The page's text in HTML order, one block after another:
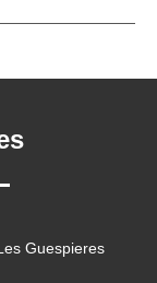
Guespieres